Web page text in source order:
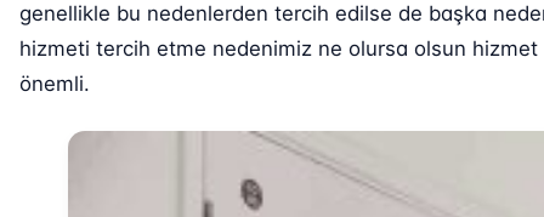
genellikle bu nedenlerden tercih edilse de başka
hizmeti tercih etme nedenimiz ne olursa olsun
önemli.